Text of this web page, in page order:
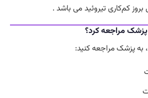
کم‌کاری تیروئید می باشد .
مراجعه کرد؟
به پزشک مراجعه کنید: